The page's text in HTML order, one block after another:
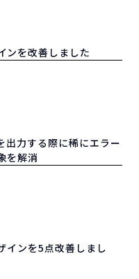
ンを改善しました
出力する際に稀にエラー
を解消
インを5点改善しまし